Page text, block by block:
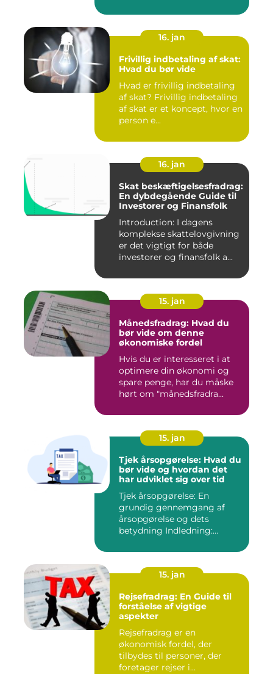
16. jan
Frivillig indbetaling af skat:
Hvad du bør vide
Hvad er frivillig indbetaling
af skat? Frivillig indbetaling
af skat er et koncept, hvor en
person e...
16. jan
Skat beskæftigelsesfradrag:
En dybdegående Guide til
Investorer og Finansfolk
Introduction: I dagens
komplekse skattelovgivning
er det vigtigt for både
investorer og finansfolk a...
15. jan
Månedsfradrag: Hvad du
bør vide om denne
økonomiske fordel
Hvis du er interesseret i at
optimere din økonomi og
spare penge, har du måske
hørt om "månedsfradra...
15. jan
Tjek årsopgørelse: Hvad du
bør vide og hvordan det
har udviklet sig over tid
Tjek årsopgørelse: En
grundig gennemgang af
årsopgørelse og dets
betydning Indledning:
15. jan
Rejsefradrag: En Guide til
forståelse af vigtige
aspekter
Rejsefradrag er en
økonomisk fordel, der
tilbydes til personer, der
foretager rejser i